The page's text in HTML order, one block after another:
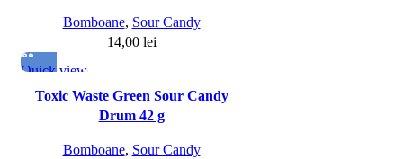
Bomboane, Sour Candy
14,00 lei
Quick view
Toxic Waste Green Sour Candy
Drum 42 g
Bomboane, Sour Candy